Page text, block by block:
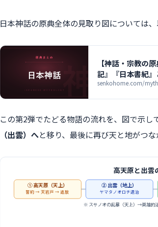
日本神話の原典全体の見取り図については
【神話・宗教の
記』『日本書紀
senkohome.com/
この第2弾でたどる物語の流れを、図で示し
（出雲）へと移り、最後に再び天と地がつ
高天原と出雲
① 高天原（天上）
誓約 → 天岩戸 → 追放
② 出雲（地上）
ヤマタノオロチ退治
※ スサノオの乱暴（天上）→英雄的